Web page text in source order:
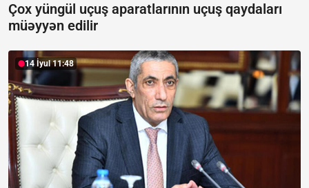
Çox yüngül uçuş aparatlarının uçuş qaydaları
müəyyən edilir
14 İyul 11:48